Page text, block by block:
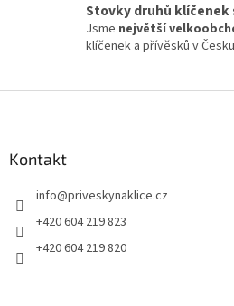
Stovky druhů klíčenek
Jsme největší
klíčenek a přívěsků v
Kontakt
info@priveskynaklice.cz
+420 604 219 823
+420 604 219 820